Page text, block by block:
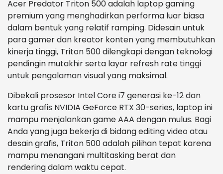
Acer Predator Triton 500 adalah laptop gaming
premium yang menghadirkan performa luar biasa
dalam bentuk yang relatif ramping. Didesain untuk
para gamer dan kreator konten yang membutuhkan
kinerja tinggi, Triton 500 dilengkapi dengan teknologi
pendingin mutakhir serta layar refresh rate tinggi
untuk pengalaman visual yang maksimal.
Dibekali prosesor Intel Core i7 generasi ke-12 dan
kartu grafis NVIDIA GeForce RTX 30-series, laptop ini
mampu menjalankan game AAA dengan mulus. Bagi
Anda yang juga bekerja di bidang editing video atau
desain grafis, Triton 500 adalah pilihan tepat karena
mampu menangani multitasking berat dan
rendering dalam waktu cepat.